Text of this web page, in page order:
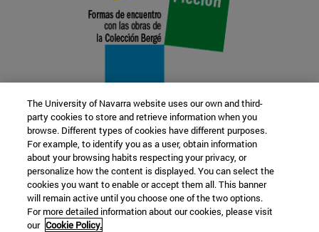
22 SEP
FUNCIÓN Y FICCIÓN. Varios artistas
Más información
The University of Navarra website uses our own and third-
party cookies to store and retrieve information when you
browse. Different types of cookies have different purposes.
For example, to identify you as a user, obtain information
about your browsing habits respecting your privacy, or
personalize how the content is displayed. You can select the
cookies you want to enable or accept them all. This banner
will remain active until you choose one of the two options.
For more detailed information about our cookies, please visit
our Cookie Policy.